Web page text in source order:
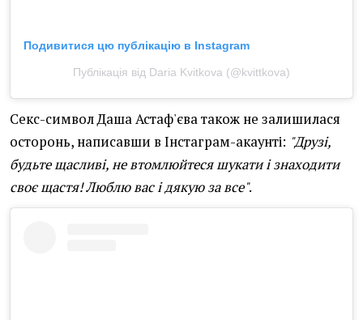
Подивитися цю публікацію в Instagram
Публікація від Daria Kvitkova (@kvittkova)
Секс-символ Даша Астаф'єва також не залишилася
осторонь, написавши в Інстаграм-акаунті: "Друзі,
будьте щасливі, не втомлюйтеся шукати і знаходити
своє щастя! Люблю вас і дякую за все".